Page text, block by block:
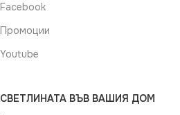
Facebook
Промоции
Youtube
СВЕТЛИНАТА ВЪВ ВАШИЯ ДОМ